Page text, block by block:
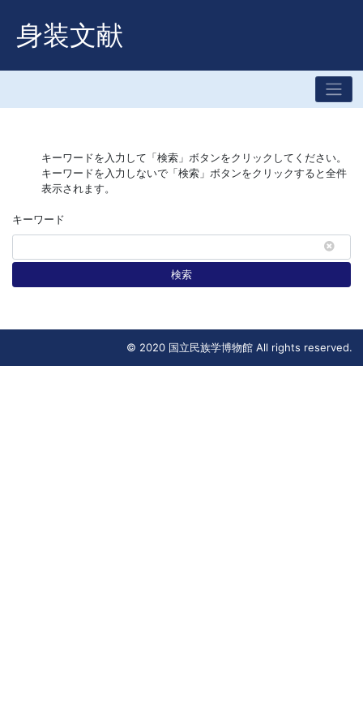
身装文献
キーワードを入力して「検索」ボタンをクリックしてください。
キーワードを入力しないで「検索」ボタンをクリックすると全件
表示されます。
キーワード
検索
© 2020 国立民族学博物館 All rights reserved.